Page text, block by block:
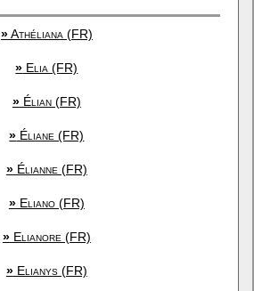
»Athéliana (FR)
» Elia (FR)
»Élian (FR)
» Éliane (FR)
»Élianne (FR)
»Eliano (FR)
»Elianore (FR)
»Elianys (FR)